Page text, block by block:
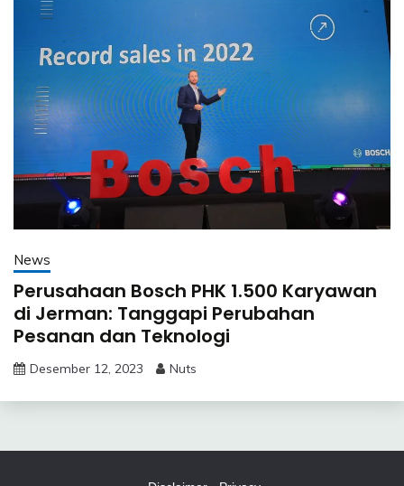
News
Perusahaan Bosch PHK 1.500 Karyawan
di Jerman: Tanggapi Perubahan
Pesanan dan Teknologi
Desember 12, 2023 Nuts